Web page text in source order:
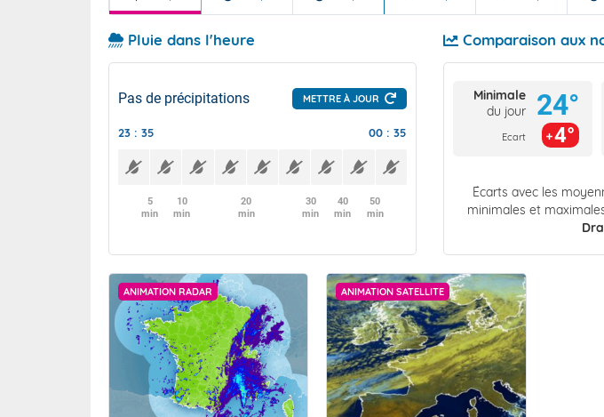
Pluie dans l'heure
Pas de précipitations METTRE À JOUR
23 : 35 00 : 35
5
min
10
min
20
min
30
min
40
min
50
min
Comparaison aux
Minimale
du jour
Ecart
24°
4°
Écarts avec les
minimales et
ANIMATION RADAR ANIMATION SATELLITE